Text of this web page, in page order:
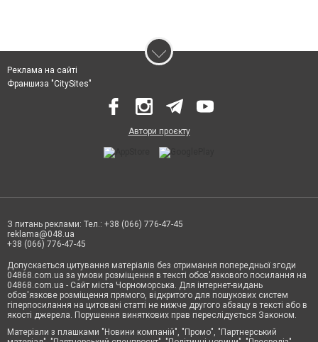
Реклама на сайті
Франшиза "CitySites"
Автори проєкту
З питань реклами: Тел.: +38 (066) 776-47-45
reklama@048.ua
+38 (066) 776-47-45
Допускається цитування матеріалів без отримання попередньої згоди
04868.com.ua за умови розміщення в тексті обов'язкового посилання на
04868.com.ua - Сайт міста Чорноморська. Для інтернет-видань
обов'язкове розміщення прямого, відкритого для пошукових систем
гіперпосилання на цитовані статті не нижче другого абзацу в тексті або в
якості джерела. Порушення виняткових прав переслідується Законом.
Матеріали з плашками "Новини компаній", "Промо", "Партнерський